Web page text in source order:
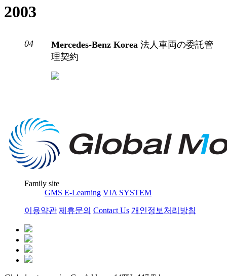
2003
04 Mercedes-Benz Korea 法人車両の委託管
理契約
Family site
GMS E-Learning VIA SYSTEM
이용약관 제휴문의 Contact Us 개인정보처리방침